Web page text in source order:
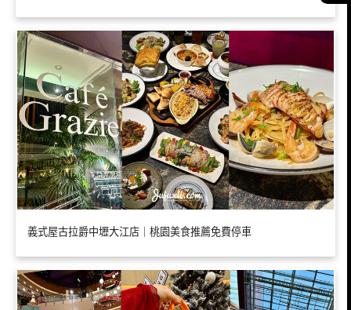
義式屋古拉爵中壢大江店｜桃園美食推薦免費停車